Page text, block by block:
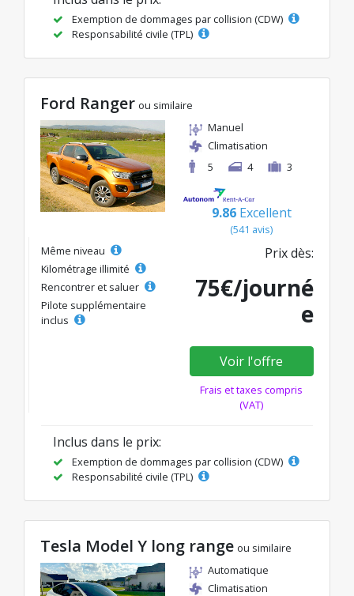
Exemption de dommages par collision (CDW)
Responsabilité civile (TPL)
Ford Ranger ou similaire
Manuel
Climatisation
5
4 3
9.86 Excellent
(541 avis)
Même niveau
Kilométrage illimité
Rencontrer et saluer
Pilote supplémentaire
inclus
Prix dès:
75€/journé
e
Voir l'offre
Frais et taxes compris
(VAT)
Inclus dans le prix:
Exemption de dommages par collision (CDW)
Responsabilité civile (TPL)
Tesla Model Y long range ou similaire
Automatique
Climatisation